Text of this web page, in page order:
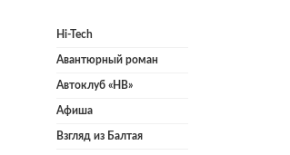
Hi-Tech
Авантюрный роман
Автоклуб «НВ»
Афиша
Взгляд из Балтая